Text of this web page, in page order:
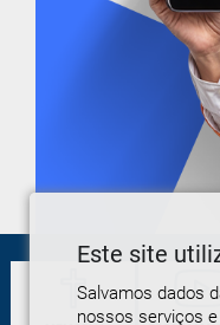
Este site
Salvamos dados
nossos serviços